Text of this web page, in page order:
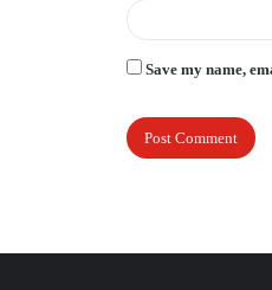
Save my name,